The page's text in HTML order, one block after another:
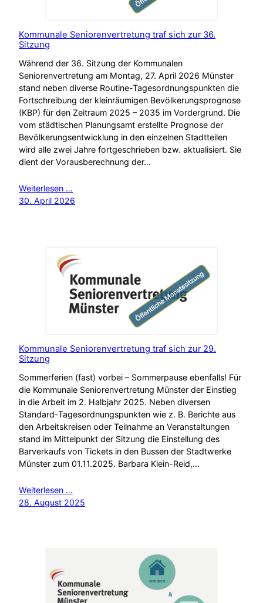
Kommunale Seniorenvertretung traf sich zur 36.
Sitzung
Während der 36. Sitzung der Kommunalen
Seniorenvertretung am Montag, 27. April 2026 Münster
stand neben diverse Routine-Tagesordnungspunkten die
Fortschreibung der kleinräumigen Bevölkerungsprognose
(KBP) für den Zeitraum 2025 – 2035 im Vordergrund. Die
vom städtischen Planungsamt erstellte Prognose der
Bevölkerungsentwicklung in den einzelnen Stadtteilen
wird alle zwei Jahre fortgeschrieben bzw. aktualisiert. Sie
dient der Vorausberechnung der…
Weiterlesen …
30. April 2026
Kommunale Seniorenvertretung traf sich zur 29.
Sitzung
Sommerferien (fast) vorbei – Sommerpause ebenfalls! Für
die Kommunale Seniorenvertretung Münster der Einstieg
in die Arbeit im 2. Halbjahr 2025. Neben diversen
Standard-Tagesordnungspunkten wie z. B. Berichte aus
den Arbeitskreisen oder Teilnahme an Veranstaltungen
stand im Mittelpunkt der Sitzung die Einstellung des
Barverkaufs von Tickets in den Bussen der Stadtwerke
Münster zum 01.11.2025. Barbara Klein-Reid,…
Weiterlesen …
28. August 2025